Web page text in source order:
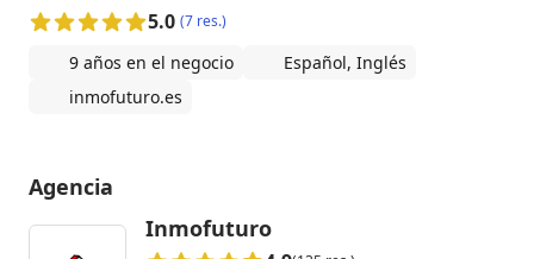
5.0 (7 res.)
9 años en el negocio
Español, Inglés
inmofuturo.es
Agencia
Inmofuturo